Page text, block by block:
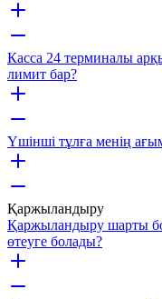
Касса 24 терминалы
лимит бар?
Үшінші тұлға менің
Қаржыландыру
Қаржыландыру шарты
өтеуге болады?